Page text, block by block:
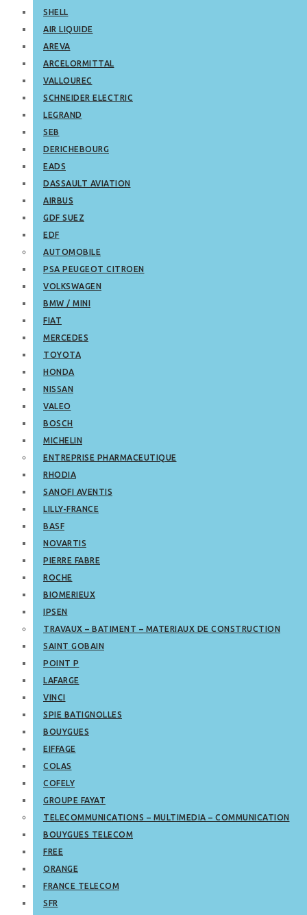
SHELL
AIR LIQUIDE
AREVA
ARCELORMITTAL
VALLOUREC
SCHNEIDER ELECTRIC
LEGRAND
SEB
DERICHEBOURG
EADS
DASSAULT AVIATION
AIRBUS
GDF SUEZ
EDF
AUTOMOBILE
PSA PEUGEOT CITROEN
VOLKSWAGEN
BMW / MINI
FIAT
MERCEDES
TOYOTA
HONDA
NISSAN
VALEO
BOSCH
MICHELIN
ENTREPRISE PHARMACEUTIQUE
RHODIA
SANOFI AVENTIS
LILLY-FRANCE
BASF
NOVARTIS
PIERRE FABRE
ROCHE
BIOMERIEUX
IPSEN
TRAVAUX – BATIMENT – MATERIAUX DE CONSTRUCTION
SAINT GOBAIN
POINT P
LAFARGE
VINCI
SPIE BATIGNOLLES
BOUYGUES
EIFFAGE
COLAS
COFELY
GROUPE FAYAT
TELECOMMUNICATIONS – MULTIMEDIA – COMMUNICATION
BOUYGUES TELECOM
FREE
ORANGE
FRANCE TELECOM
SFR